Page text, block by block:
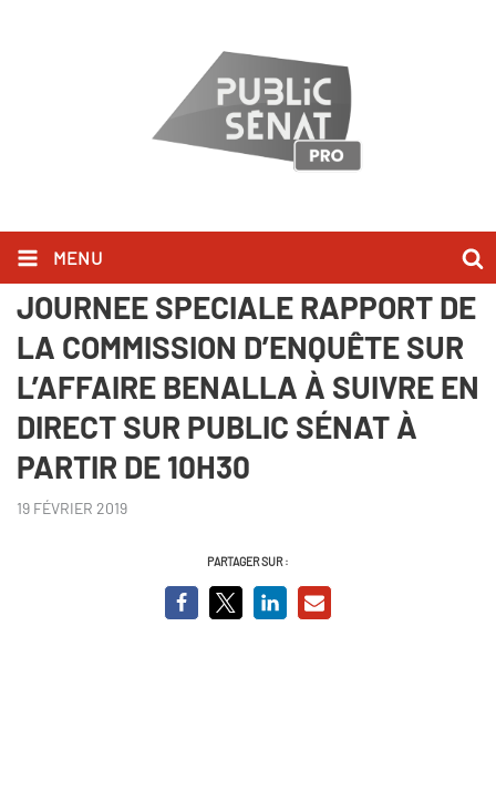
MENU
MERCREDI 20 FÉVRIER –
JOURNÉE SPÉCIALE RAPPORT DE
LA COMMISSION D’ENQUÊTE SUR
L’AFFAIRE BENALLA À SUIVRE EN
DIRECT SUR PUBLIC SÉNAT À
PARTIR DE 10H30
19 FÉVRIER 2019
PARTAGER SUR :